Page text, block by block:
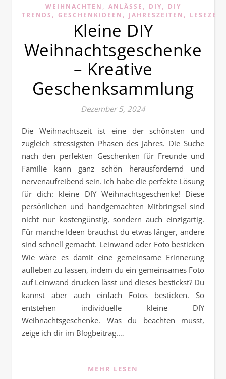
WEIHNACHTEN , ANLÄSSE , DIY, DIY
TRENDS , GESCHENKIDEEN , JAHRESZEITEN ,
Kleine DIY
Weihnachtsgeschenke
– Kreative
Geschenksammlung
Dezember 5, 2024
Die Weihnachtszeit ist eine der schönsten und
zugleich stressigsten Phasen des Jahres. Die Suche
nach den perfekten Geschenken für Freunde und
Familie kann ganz schön herausfordernd und
nervenaufreibend sein. Ich habe die perfekte Lösung
für dich: kleine DIY Weihnachtsgeschenke! Diese
persönlichen und handgemachten Mitbringsel sind
nicht nur kostengünstig, sondern auch einzigartig.
Für manche Ideen brauchst du etwas länger, andere
sind schnell gemacht. Leinwand oder Foto besticken
Wie wäre es damit eine gemeinsame Erinnerung
aufleben zu lassen, indem du ein gemeinsames Foto
auf Leinwand drucken lässt und dieses bestickst? Du
kannst aber auch einfach Fotos besticken. So
entstehen individuelle kleine DIY
Weihnachtsgeschenke. Was du beachten musst,
zeige ich dir im Blogbeitrag.…
MEHR LESEN